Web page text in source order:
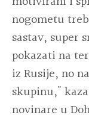
nogometu
sastav, super
pokazati na
iz Rusije, no
skupinu,"
novinare u